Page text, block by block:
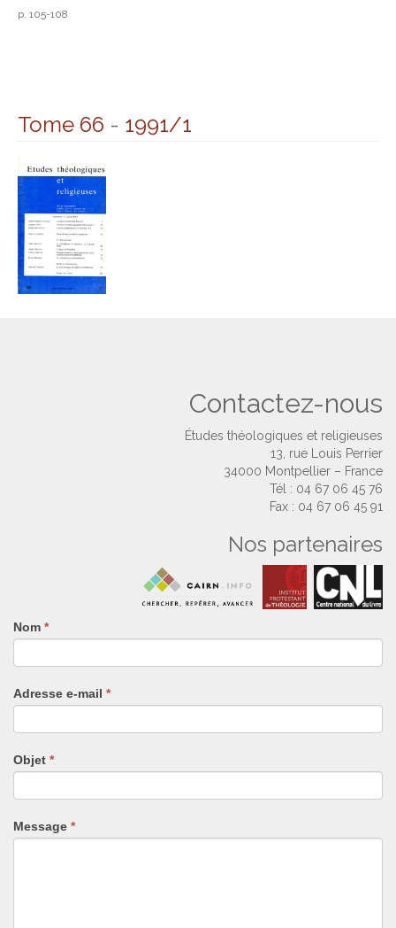
p. 105-108
Tome 66 - 1991/1
Contactez-nous
Études théologiques et religieuses
13, rue Louis Perrier
34000 Montpellier – France
Tél : 04 67 06 45 76
Fax : 04 67 06 45 91
Nos partenaires
Nom *
Adresse e-mail *
Objet *
Message *
Si
vous
êtes
humain,
remplissez
ce